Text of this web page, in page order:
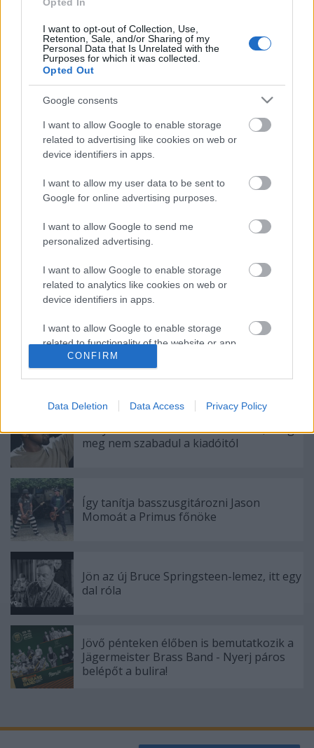
Opted In
I want to opt-out of Collection, Use,
Retention, Sale, and/or Sharing of my
Personal Data that Is Unrelated with the
Purposes for which it was collected.
Opted Out
Google consents
I want to allow Google to enable storage
related to advertising like cookies on web or
device identifiers in apps.
I want to allow my user data to be sent to
Google for online advertising purposes.
I want to allow Google to send me
personalized advertising.
I want to allow Google to enable storage
related to analytics like cookies on web or
device identifiers in apps.
I want to allow Google to enable storage
related to functionality of the website or app.
I want to allow Google to enable storage
I want to allow Google to enable storage
related to security, including authentication
functionality and fraud prevention, and other
user protection.
CONFIRM
Data Deletion Data Access Privacy Policy
Címkék:hír karácsony mc dc vass veronika
Meghalt egy zseni, újra él az AC/DC - Ez
történt a Lángolón
Kanye West nem ad ki több lemezt, amíg
meg nem szabadul a kiadóitól
Így tanítja basszusgitározni Jason
Momoát a Primus főnöke
Jön az új Bruce Springsteen-lemez, itt egy
dal róla
Jövő pénteken élőben is bemutatkozik a
Jägermeister Brass Band - Nyerj páros
belépőt a bulira!